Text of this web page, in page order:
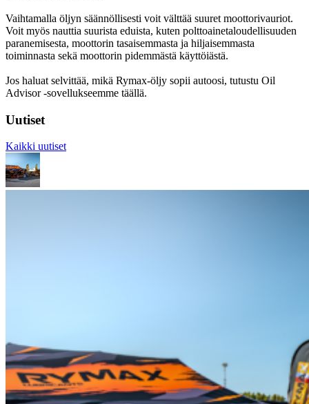
Vaihtamalla öljyn säännöllisesti voit välttää suuret moottorivauriot.
Voit myös nauttia suurista eduista, kuten polttoainetaloudellisuuden
paranemisesta, moottorin tasaisemmasta ja hiljaisemmasta
toiminnasta sekä moottorin pidemmästä käyttöiästä.
Jos haluat selvittää, mikä Rymax-öljy sopii autoosi, tutustu Oil
Advisor -sovellukseemme täällä.
Uutiset
Kaikki uutiset